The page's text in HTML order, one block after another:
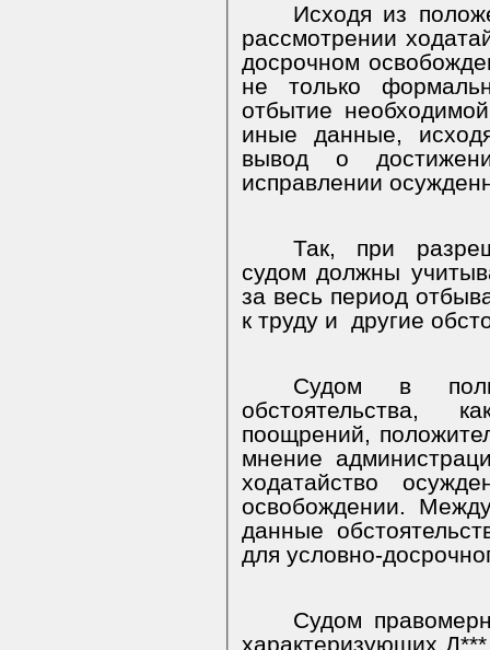
Исходя из
рассмотрении
досрочном
не только
отбытие
иные данные,
вывод о
исправлении
Так, при
судом должны
за весь период
к труду и другие
Судом в
обстоятельства,
поощрений,
мнение
ходатайство
освобождении.
данные
для условно-
Судом